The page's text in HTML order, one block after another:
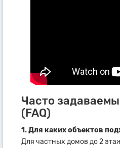
Часто
(FAQ)
1. Для каких объектов
Для частных домов до 2